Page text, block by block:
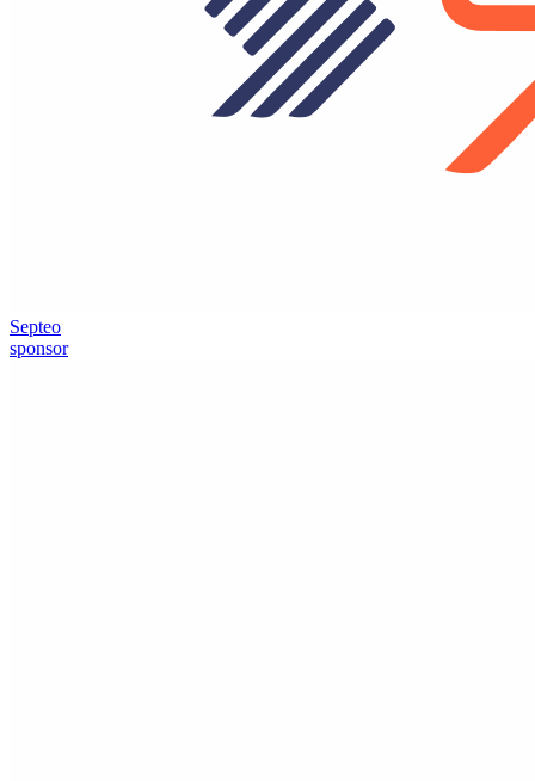
Septeo
sponsor